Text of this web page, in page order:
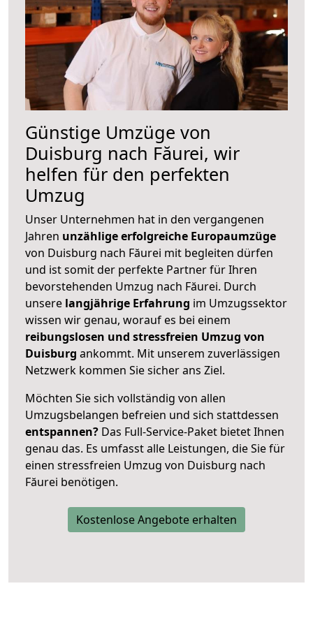
Günstige Umzüge von
Duisburg nach Făurei, wir
helfen für den perfekten
Umzug
Unser Unternehmen hat in den vergangenen
Jahren unzählige erfolgreiche Europaumzüge
von Duisburg nach Făurei mit begleiten dürfen
und ist somit der perfekte Partner für Ihren
bevorstehenden Umzug nach Făurei. Durch
unsere langjährige Erfahrung im Umzugssektor
wissen wir genau, worauf es bei einem
reibungslosen und stressfreien Umzug von
Duisburg ankommt. Mit unserem zuverlässigen
Netzwerk kommen Sie sicher ans Ziel.
Möchten Sie sich vollständig von allen
Umzugsbelangen befreien und sich stattdessen
entspannen? Das Full-Service-Paket bietet Ihnen
genau das. Es umfasst alle Leistungen, die Sie für
einen stressfreien Umzug von Duisburg nach
Făurei benötigen.
Kostenlose Angebote erhalten